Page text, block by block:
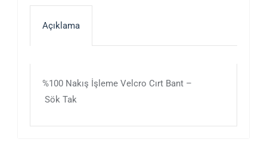
Açıklama
%100 Nakış İşleme Velcro Cırt Bant –
Sök Tak